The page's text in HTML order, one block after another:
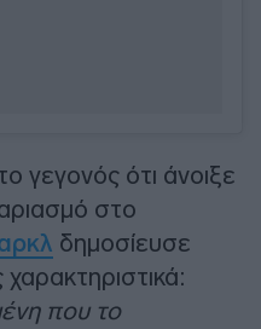
γεγονός ότι άνοιξε
στο
δημοσίευσε
που το